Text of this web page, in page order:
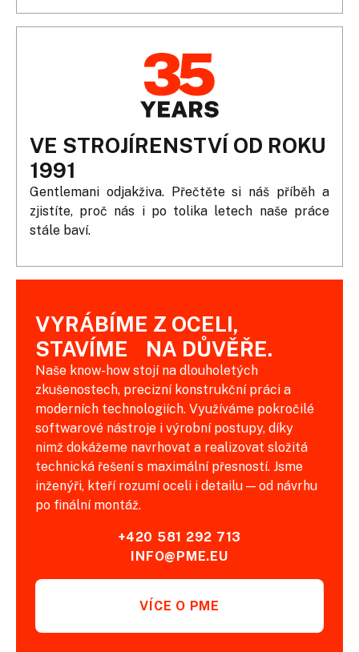
VYRÁBÍME Z OCELI,
STAVÍME NA DŮVĚŘE.
Naše know-how stojí na dlouholetých
zkušenostech, precizní konstrukční práci a
moderních technologiích. Využíváme pokročilé
softwarové nástroje i výrobní postupy, díky
nimž dokážeme navrhovat a realizovat složitá
technická řešení s maximální přesností. Jsme
inženýři, kteří rozumí oceli i detailu — od návrhu
po finální montáž.
+420 581 292 713
INFO@PME.EU
VÍCE O PME
VE STROJÍRENSTVÍ OD ROKU
1991
Gentlemani odjakživa. Přečtěte si náš příběh a
zjistíte, proč nás i po tolika letech naše práce
stále baví.